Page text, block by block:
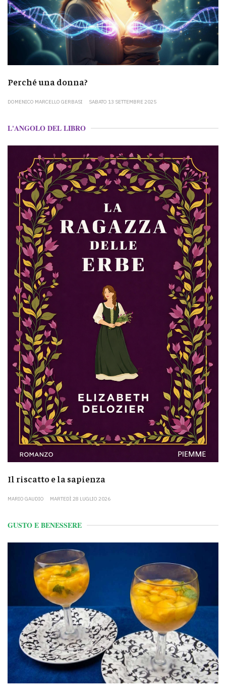
Perché una donna?
DOMENICO MARCELLO GERBASI SABATO 13 SETTEMBRE 2025
L'ANGOLO DEL LIBRO
Il riscatto e la sapienza
MARIO GAUDIO MARTEDÌ 28 LUGLIO 2026
GUSTO E BENESSERE